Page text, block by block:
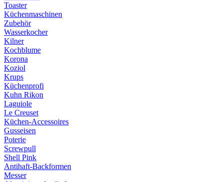
Toaster
Küchenmaschinen
Zubehör
Wasserkocher
Kilner
Kochblume
Korona
Koziol
Krups
Küchenprofi
Kuhn Rikon
Laguiole
Le Creuset
Küchen-Accessoires
Gusseisen
Poterie
Screwpull
Shell Pink
Antihaft-Backformen
Messer